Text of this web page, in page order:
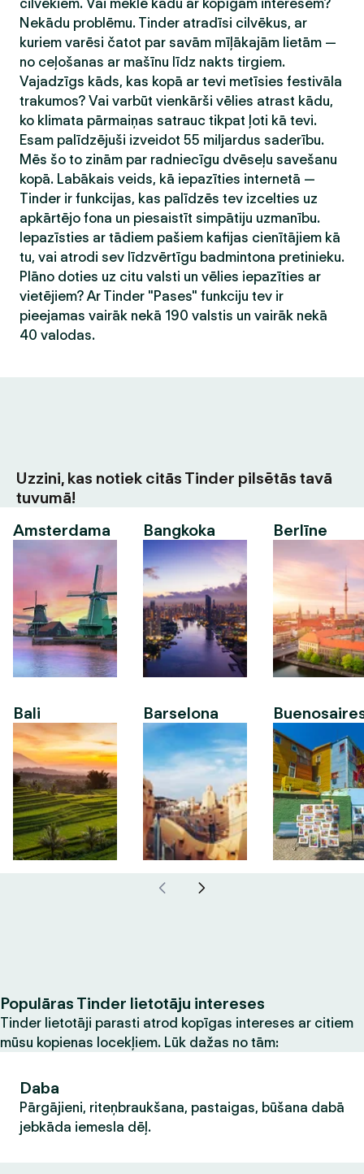
cilvēkiem. Vai meklē kādu ar kopīgām interesēm?
Nekādu problēmu. Tinder atradīsi cilvēkus, ar
kuriem varēsi čatot par savām mīļākajām lietām —
no ceļošanas ar mašīnu līdz nakts tirgiem.
Vajadzīgs kāds, kas kopā ar tevi metīsies festivāla
trakumos? Vai varbūt vienkārši vēlies atrast kādu,
ko klimata pārmaiņas satrauc tikpat ļoti kā tevi.
Esam palīdzējuši izveidot 55 miljardus saderību.
Mēs šo to zinām par radniecīgu dvēseļu savešanu
kopā. Labākais veids, kā iepazīties internetā —
Tinder ir funkcijas, kas palīdzēs tev izcelties uz
apkārtējo fona un piesaistīt simpātiju uzmanību.
Iepazīsties ar tādiem pašiem kafijas cienītājiem kā
tu, vai atrodi sev līdzvērtīgu badmintona pretinieku.
Plāno doties uz citu valsti un vēlies iepazīties ar
vietējiem? Ar Tinder "Pases" funkciju tev ir
pieejamas vairāk nekā 190 valstis un vairāk nekā
40 valodas.
Uzzini, kas notiek citās Tinder pilsētās tavā
tuvumā!
Amsterdama
Bali
Bangkoka
Barselona
Berlīne
Populāras Tinder lietotāju intereses
Tinder lietotāji parasti atrod kopīgas intereses ar citiem
mūsu kopienas locekļiem. Lūk dažas no tām:
Daba
Pārgājieni, riteņbraukšana, pastaigas, būšana dabā
jebkāda iemesla dēļ.